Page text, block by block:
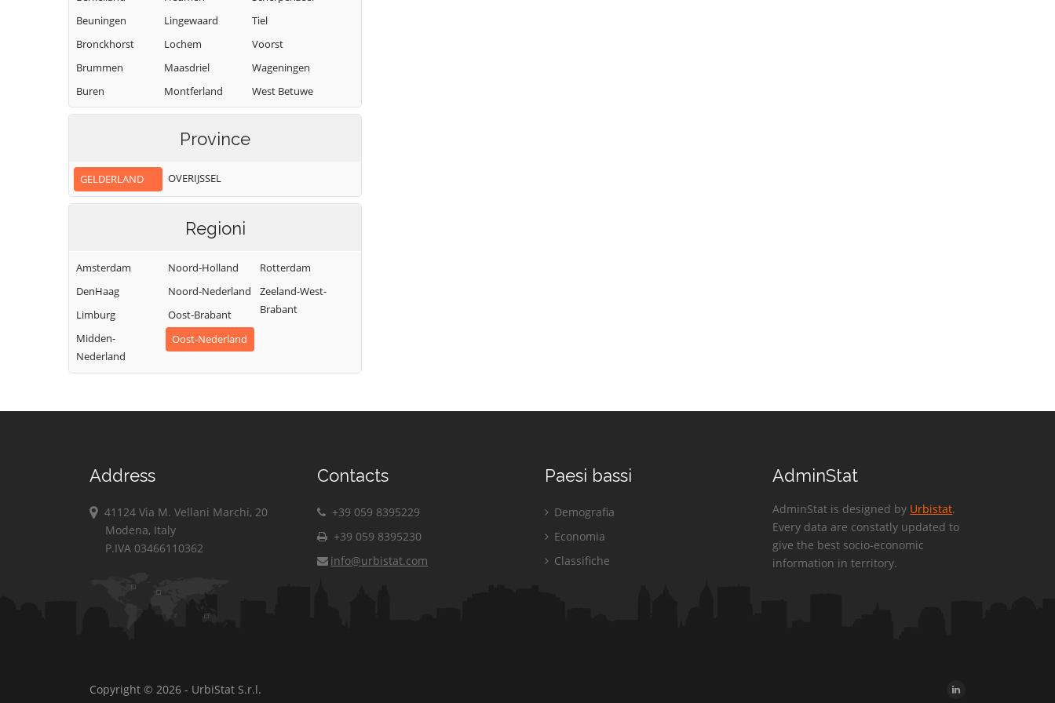
Beuningen
Bronckhorst
Brummen
Buren
Culemborg
Druten
Lingewaard
Lochem
Maasdriel
Montferland
Neder-Betuwe
Nijkerk
Nunspeet
Oost Gelre
Tiel
Voorst
Wageningen
West Betuwe
West Maas en
Winterswijk
Zutphen
Province
GELDERLAND OVERIJSSEL
Regioni
Amsterdam
DenHaag
Limburg
Midden-
Nederland
Noord-Holland
Noord-Nederland
Oost-Brabant
Oost-Nederland
Rotterdam
Zeeland-West-
Brabant
Address
41124 Via M. Vellani Marchi, 20
Modena, Italy
P.IVA 03466110362
Contacts
+39 059 8395229
+39 059 8395230
info@urbistat.com
Paesi bassi
Demografia
Economia
Classifiche
AdminStat
AdminStat is designed by Urbistat.
Every data are constatly updated to
give the best socio-economic
information in territory.
Copyright © 2026 - UrbiStat S.r.l.